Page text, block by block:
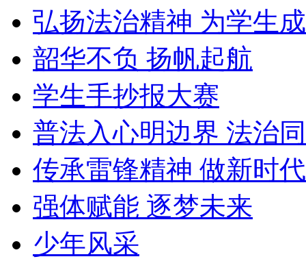
弘扬法治精神 为学生
韶华不负 扬帆起航
学生手抄报大赛
普法入心明边界 法治
传承雷锋精神 做新时
强体赋能 逐梦未来
少年风采